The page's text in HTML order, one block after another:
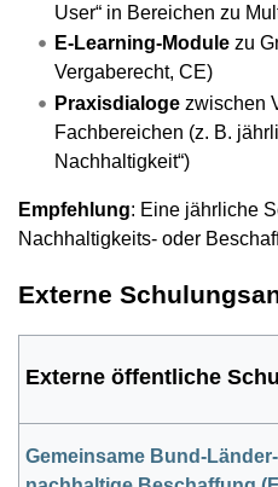
User“ in Bereichen zu
E-Learning-Modulezu
Vergaberecht, CE)
Praxisdialogezwischen
Fachbereichen (z. B.
Nachhaltigkeit“)
Empfehlung: Eine jährliche
Nachhaltigkeits- oder
Externe
Externe öffentliche
Gemeinsame Bund-